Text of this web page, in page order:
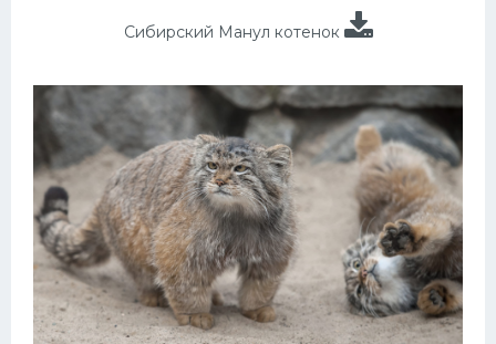
Сибирский Манул котенок